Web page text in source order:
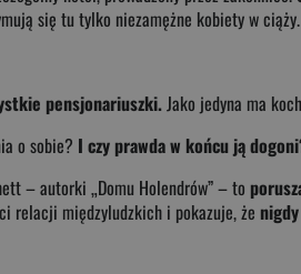
się tu tylko niezamężne kobiety w
pensjonariuszki.Jako jedyna ma
o sobie? I czy prawda w końcu ją
– autorki „Domu Holendrów” – to
relacji międzyludzkich i pokazuje, że